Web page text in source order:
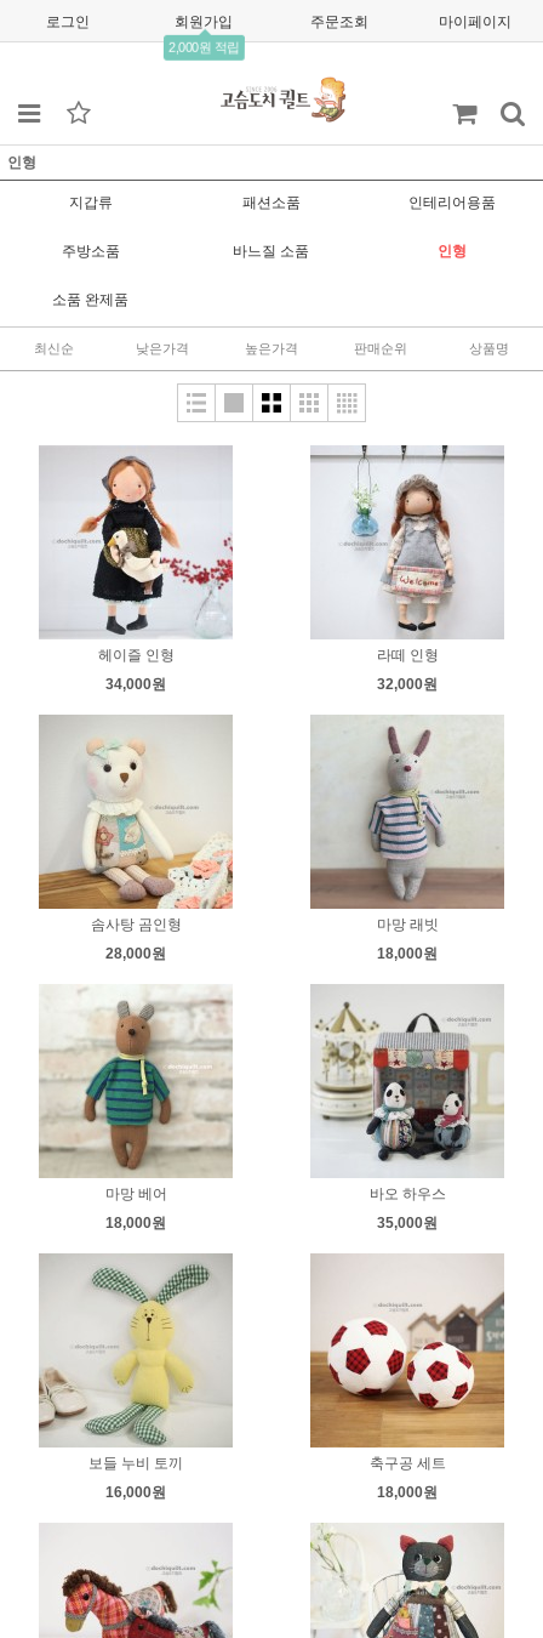
로그인 회원가입
2,000원 적립
주문조회 마이페이지
인형
지갑류 패션소품 인테리어용품
주방소품 바느질 소품 인형
소품 완제품
최신순 낮은가격 높은가격 판매순위 상품명
헤이즐 인형
34,000원
라떼 인형
32,000원
솜사탕 곰인형
28,000원
마망 래빗
18,000원
마망 베어
18,000원
바오 하우스
35,000원
보들 누비 토끼
16,000원
축구공 세트
18,000원